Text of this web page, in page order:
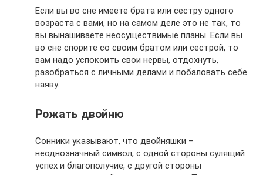
Если вы во сне имеете брата или сестру одного
возраста с вами, но на самом деле это не так, то
вы вынашиваете неосуществимые планы. Если вы
во сне спорите со своим братом или сестрой, то
вам надо успокоить свои нервы, отдохнуть,
разобраться с личными делами и побаловать себе
наяву.
Рожать двойню
Сонники указывают, что двойняшки –
неоднозначный символ, с одной стороны сулящий
успех и благополучие, с другой стороны